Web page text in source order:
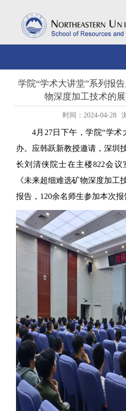
学院“学术大讲堂”系列报
物深度加工技术的
时间：2024-04-28
4月 27日下午，学院“学术
办。 应韩跃新教授邀请， 深圳
长刘清侠院士在主楼822会议
《未来超细难选矿物深度加工
报告， 120余名师生参加本次报